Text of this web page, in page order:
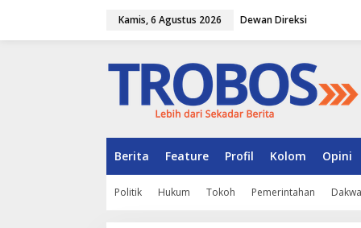
Kamis, 6 Agustus 2026 Dewan Direksi
Berita Feature Profil Kolom Opini
Politik Hukum Tokoh Pemerintahan